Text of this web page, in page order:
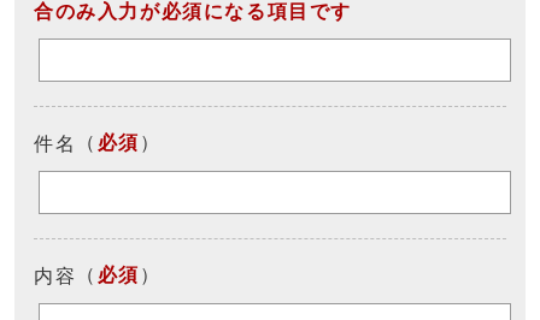
合のみ入力が必須になる項目です
件名 （ 必須 ）
内容 （ 必須 ）